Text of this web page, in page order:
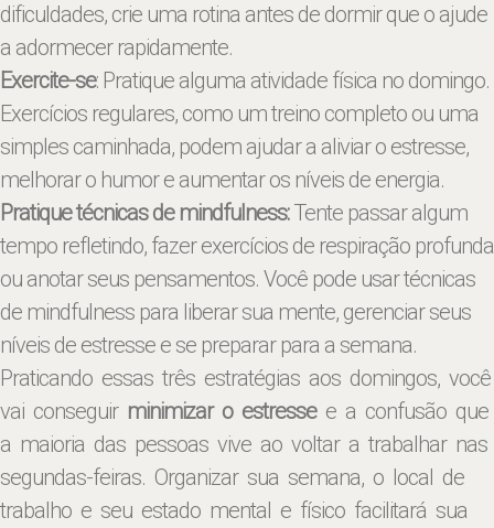
dificuldades, crie uma rotina antes de dormir que o ajude
a adormecer rapidamente.
Exercite-se: Pratique alguma atividade física no domingo.
Exercícios regulares, como um treino completo ou uma
simples caminhada, podem ajudar a aliviar o estresse,
melhorar o humor e aumentar os níveis de energia.
Pratique técnicas de mindfulness:Tente passar algum
tempo refletindo, fazer exercícios de respiração profunda
ou anotar seus pensamentos. Você pode usar técnicas
de mindfulness para liberar sua mente, gerenciar seus
níveis de estresse e se preparar para a semana.
Praticando essas três estratégias aos domingos, você
vai conseguir minimizar o estresse e a confusão que
a maioria das pessoas vive ao voltar a trabalhar nas
segundas-feiras. Organizar sua semana, o local de
trabalho e seu estado mental e físico facilitará sua